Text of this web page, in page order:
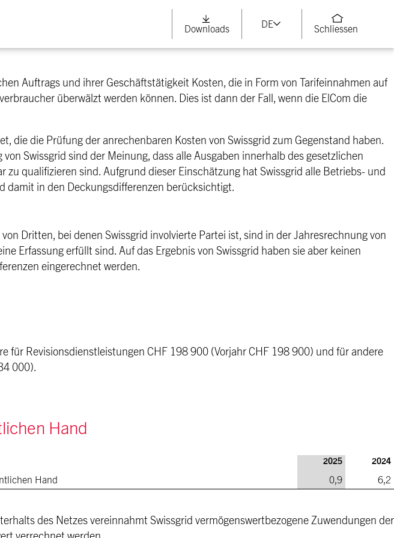
Downloads DE Schliessen
Auftrags und ihrer Geschäftstätigkeit Kosten, die in Form von Tarifeinnahmen auf
überwälzt werden können. Dies ist dann der Fall, wenn die ElCom die
die die Prüfung der anrechenbaren Kosten von Swissgrid zum Gegenstand haben.
Swissgrid sind der Meinung, dass alle Ausgaben innerhalb des gesetzlichen
zu qualifizieren sind. Aufgrund dieser Einschätzung hat Swissgrid alle Betriebs- und
damit in den Deckungsdifferenzen berücksichtigt.
Dritten, bei denen Swissgrid involvierte Partei ist, sind in der Jahresrechnung von
Erfassung erfüllt sind. Auf das Ergebnis von Swissgrid haben sie aber keinen
eingerechnet werden.
für Revisionsdienstleistungen CHF 198 900 (Vorjahr CHF 198 900) und für andere
000).
Hand
2025 2024
Hand 0,9 6,2
des Netzes vereinnahmt Swissgrid vermögenswertbezogene Zuwendungen der